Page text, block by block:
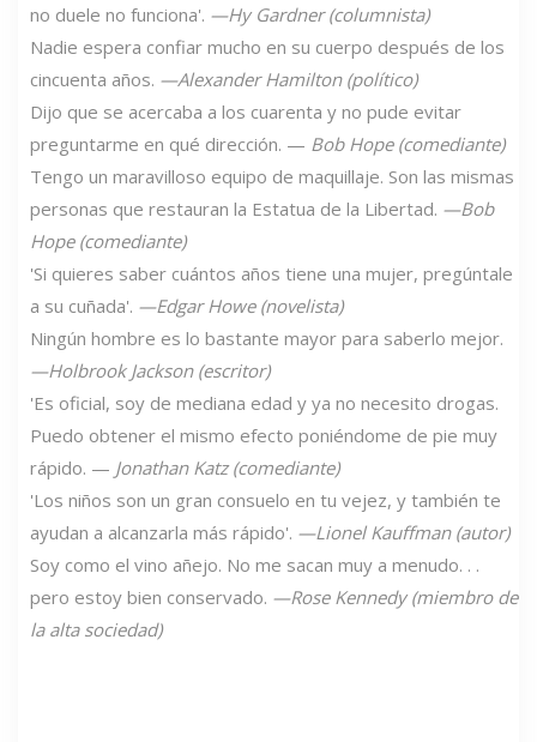
no duele no funciona'. —Hy Gardner (columnista)
Nadie espera confiar mucho en su cuerpo después de los
cincuenta años. —Alexander Hamilton (político)
Dijo que se acercaba a los cuarenta y no pude evitar
preguntarme en qué dirección. — Bob Hope (comediante)
Tengo un maravilloso equipo de maquillaje. Son las mismas
personas que restauran la Estatua de la Libertad. —Bob
Hope (comediante)
'Si quieres saber cuántos años tiene una mujer, pregúntale
a su cuñada'. —Edgar Howe (novelista)
Ningún hombre es lo bastante mayor para saberlo mejor.
—Holbrook Jackson (escritor)
'Es oficial, soy de mediana edad y ya no necesito drogas.
Puedo obtener el mismo efecto poniéndome de pie muy
rápido. — Jonathan Katz (comediante)
'Los niños son un gran consuelo en tu vejez, y también te
ayudan a alcanzarla más rápido'. —Lionel Kauffman (autor)
Soy como el vino añejo. No me sacan muy a menudo. . .
pero estoy bien conservado. —Rose Kennedy (miembro de
la alta sociedad)